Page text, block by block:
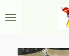
direct
hoofdinhoud